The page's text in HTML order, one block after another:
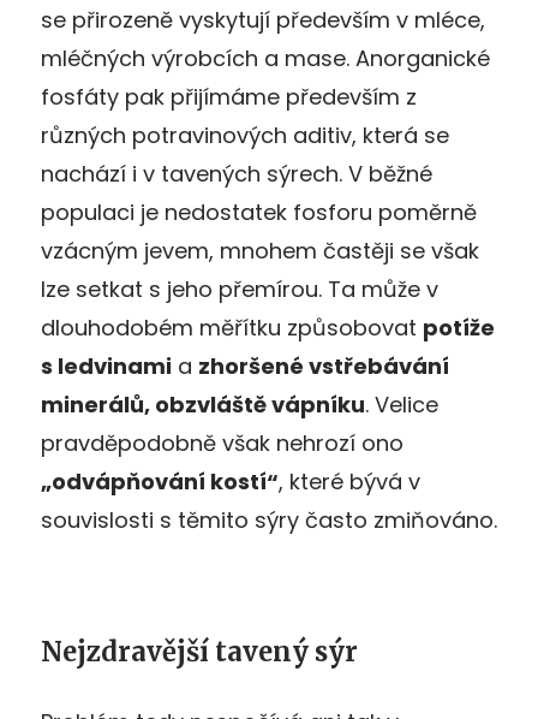
se přirozeně vyskytují především v mléce,
mléčných výrobcích a mase. Anorganické
fosfáty pak přijímáme především z
různých potravinových aditiv, která se
nachází i v tavených sýrech. V běžné
populaci je nedostatek fosforu poměrně
vzácným jevem, mnohem častěji se však
lze setkat s jeho přemírou. Ta může v
dlouhodobém měřítku způsobovat potíže
s ledvinami a zhoršené vstřebávání
minerálů, obzvláště vápníku. Velice
pravděpodobně však nehrozí ono
„odvápňování kostí“, které bývá v
souvislosti s těmito sýry často zmiňováno.
Nejzdravější tavený sýr